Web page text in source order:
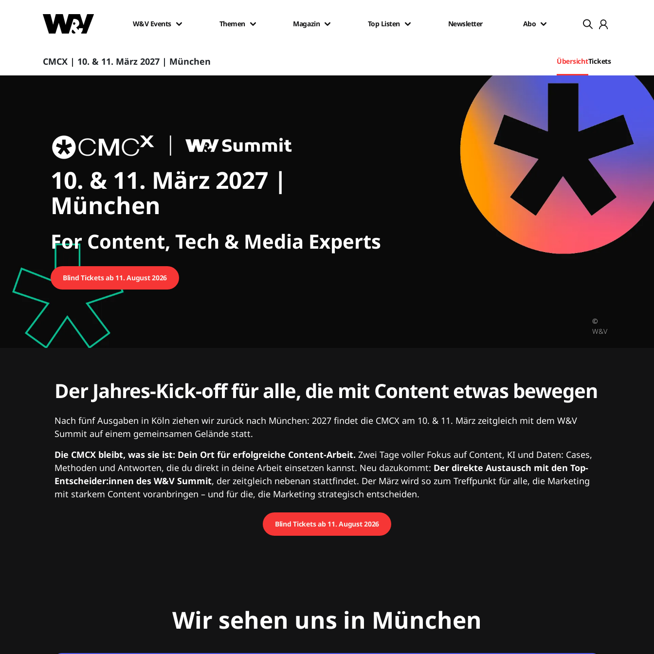
W&V Events Themen Magazin Top Listen Newsletter Abo
CMCX | 10. & 11. März 2027 | München ÜbersichtTickets
CMCX
10. & 11. März 2027 |
München
For Content, Tech & Media Experts
Blind Tickets ab 11. August 2026
©
W&V
Der Jahres-Kick-off für alle, die mit Content etwas bewegen
Nach fünf Ausgaben in Köln ziehen wir zurück nach München: 2027 findet die CMCX am 10. & 11. März zeitgleich mit dem W&V
Summit auf einem gemeinsamen Gelände statt.
Die CMCX bleibt, was sie ist: Dein Ort für erfolgreiche Content-Arbeit. Zwei Tage voller Fokus auf Content, KI und Daten: Cases,
Methoden und Antworten, die du direkt in deine Arbeit einsetzen kannst. Neu dazukommt: Der direkte Austausch mit den Top-
Entscheider:innen des W&V Summit, der zeitgleich nebenan stattfindet. Der März wird so zum Treffpunkt für alle, die Marketing
mit starkem Content voranbringen – und für die, die Marketing strategisch entscheiden.
Blind Tickets ab 11. August 2026
Wir sehen uns in München